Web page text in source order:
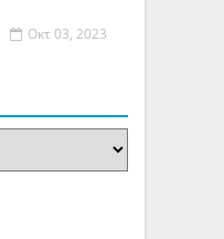
Οκτ 03, 2023